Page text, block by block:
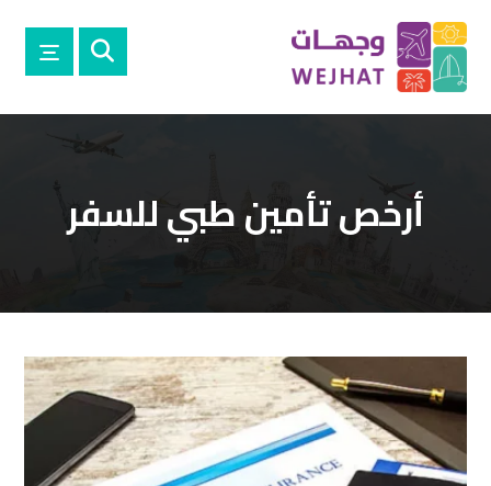
أرخص تأمين طبي للسفر